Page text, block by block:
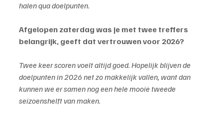
halen qua doelpunten.
Afgelopen zaterdag was je met twee treffers
belangrijk, geeft dat vertrouwen voor 2026?
Twee keer scoren voelt altijd goed. Hopelijk blijven de
doelpunten in 2026 net zo makkelijk vallen, want dan
kunnen we er samen nog een hele mooie tweede
seizoenshelft van maken.